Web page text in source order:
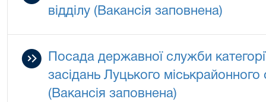
відділу (Вакансія заповнена)
Посада державної служби
засідань Луцького міськрайонного
(Вакансія заповнена)